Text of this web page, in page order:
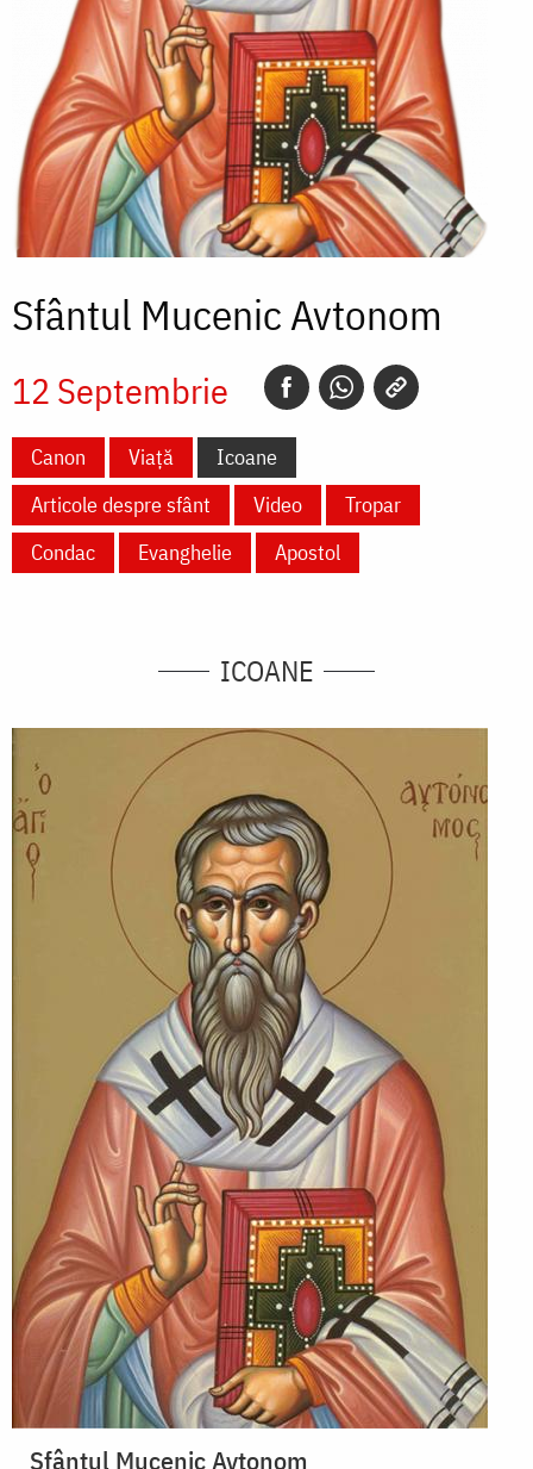
Sfântul Mucenic Avtonom
12 Septembrie
Canon Viață
Icoane
Articole despre sfânt
Video
Tropar
Condac
Evanghelie Apostol
ICOANE
Sfântul Mucenic Avtonom